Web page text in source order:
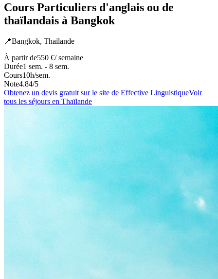
Cours Particuliers d'anglais ou de
thaïlandais à Bangkok
📍Bangkok, Thaïlande
À partir de550 €/ semaine
Durée1 sem. - 8 sem.
Cours10h/sem.
Note4.84/5
Obtenez un devis gratuit sur le site de Effective LinguistiqueVoir
tous les séjours en Thaïlande